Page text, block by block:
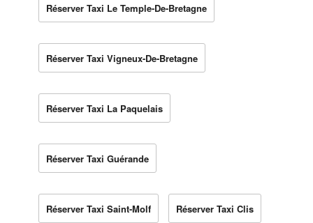
Réserver Taxi Le Temple-De-Bretagne
Réserver Taxi Vigneux-De-Bretagne
Réserver Taxi La Paquelais
Réserver Taxi Guérande
Réserver Taxi Saint-Molf Réserver Taxi Clis